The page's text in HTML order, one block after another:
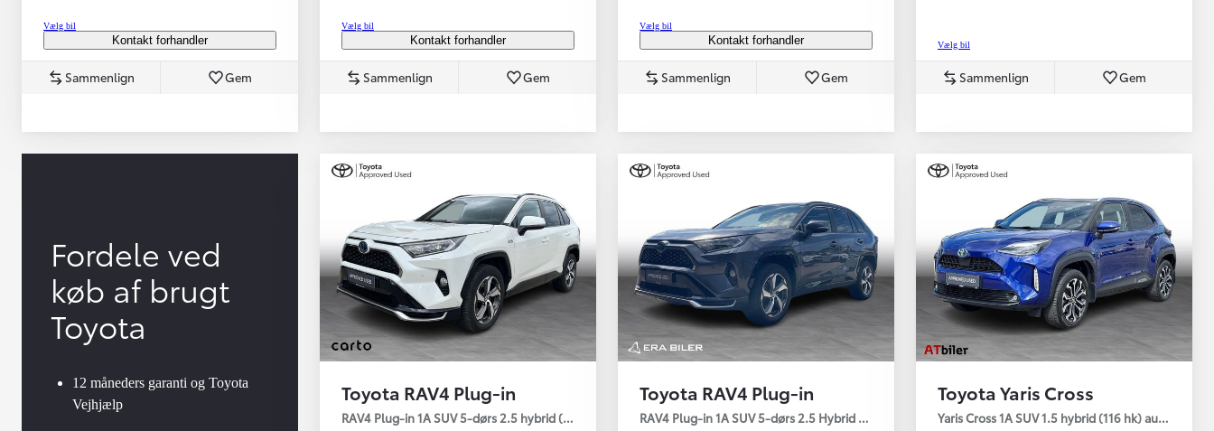
Den nye Yaris Cross
Kommer snart
Vælg bil
Kontakt forhandler
Sammenlign Gem
Vælg bil
Kontakt forhandler
Sammenlign Gem
Vælg bil
Kontakt forhandler
Sammenlign Gem
Vælg bil
Sammenlign Gem
Fordele ved
køb af brugt
Toyota
12 måneders garanti og Toyota
Vejhjælp
Toyota RAV4 Plug-in
RAV4 Plug-in 1A SUV 5-dørs 2.5 hybrid (306 hk) aut. gear AWD-i H3 - Comfort
Toyota RAV4 Plug-in
RAV4 Plug-in 1A SUV 5-dørs 2.5 Hybrid (306 hk) aut. gear AWD-i H3 - Comfort - Premium
Toyota Yaris Cross
Yaris Cross 1A SUV 1.5 hybrid (116 hk) aut. gear